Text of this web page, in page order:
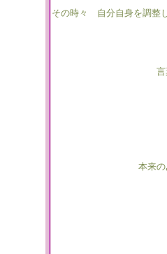
その時々 自分自身を調整
本来